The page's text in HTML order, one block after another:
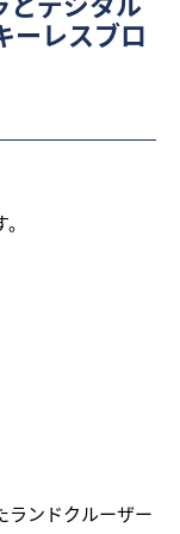
ーレスブロ
ランドクルーザー